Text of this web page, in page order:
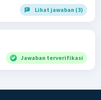
pasal 30 ,pasal 31 dan
Lihat jawaban (3)
Jawaban terverifikasi